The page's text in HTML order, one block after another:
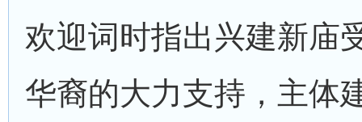
欢迎词时指出兴建新庙
华裔的大力支持，主体